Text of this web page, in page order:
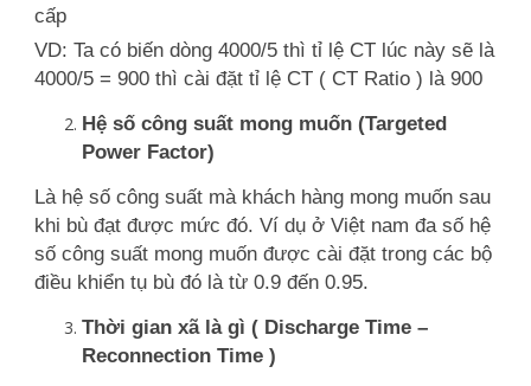
cấp
VD: Ta có biến dòng 4000/5 thì tỉ lệ CT lúc này sẽ là
4000/5 = 900 thì cài đặt tỉ lệ CT ( CT Ratio ) là 900
Hệ số công suất mong muốn (Targeted
Power Factor)
Là hệ số công suất mà khách hàng mong muốn sau
khi bù đạt được mức đó. Ví dụ ở Việt nam đa số hệ
số công suất mong muốn được cài đặt trong các bộ
điều khiển tụ bù đó là từ 0.9 đến 0.95.
Thời gian xã là gì ( Discharge Time –
Reconnection Time )